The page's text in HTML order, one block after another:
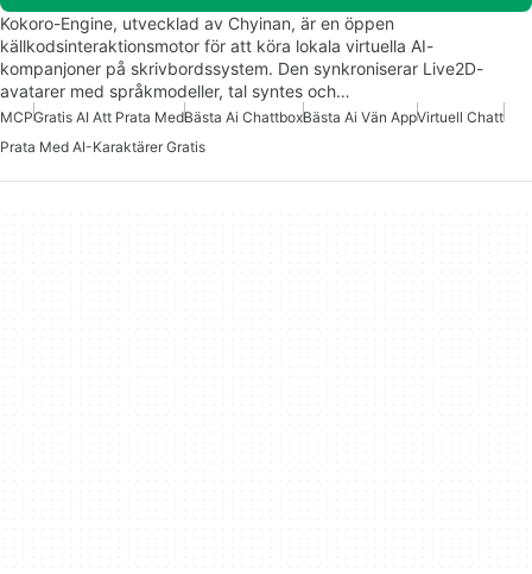
Kokoro-Engine, utvecklad av Chyinan, är en öppen
källkodsinteraktionsmotor för att köra lokala virtuella AI-
kompanjoner på skrivbordssystem. Den synkroniserar Live2D-
avatarer med språkmodeller, tal syntes och…
MCPGratis AI Att Prata MedBästa Ai ChattboxBästa Ai Vän AppVirtuell Chatt
Prata Med AI-Karaktärer Gratis